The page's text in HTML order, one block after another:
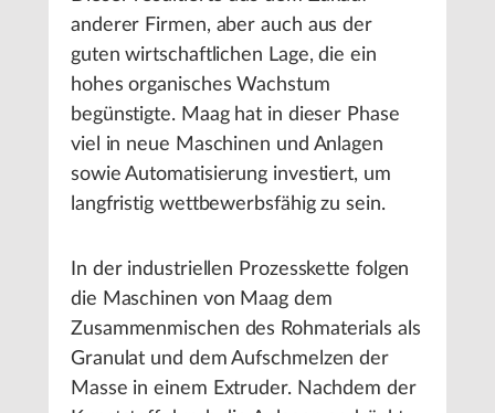
anderer Firmen, aber auch aus der
guten wirtschaftlichen Lage, die ein
hohes organisches Wachstum
begünstigte. Maag hat in dieser Phase
viel in neue Maschinen und Anlagen
sowie Automatisierung investiert, um
langfristig wettbewerbsfähig zu sein.
In der industriellen Prozesskette folgen
die Maschinen von Maag dem
Zusammenmischen des Rohmaterials als
Granulat und dem Aufschmelzen der
Masse in einem Extruder. Nachdem der